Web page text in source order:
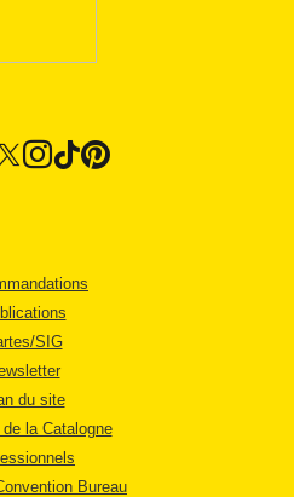
SIG
du site
la Catalogne
Bureau